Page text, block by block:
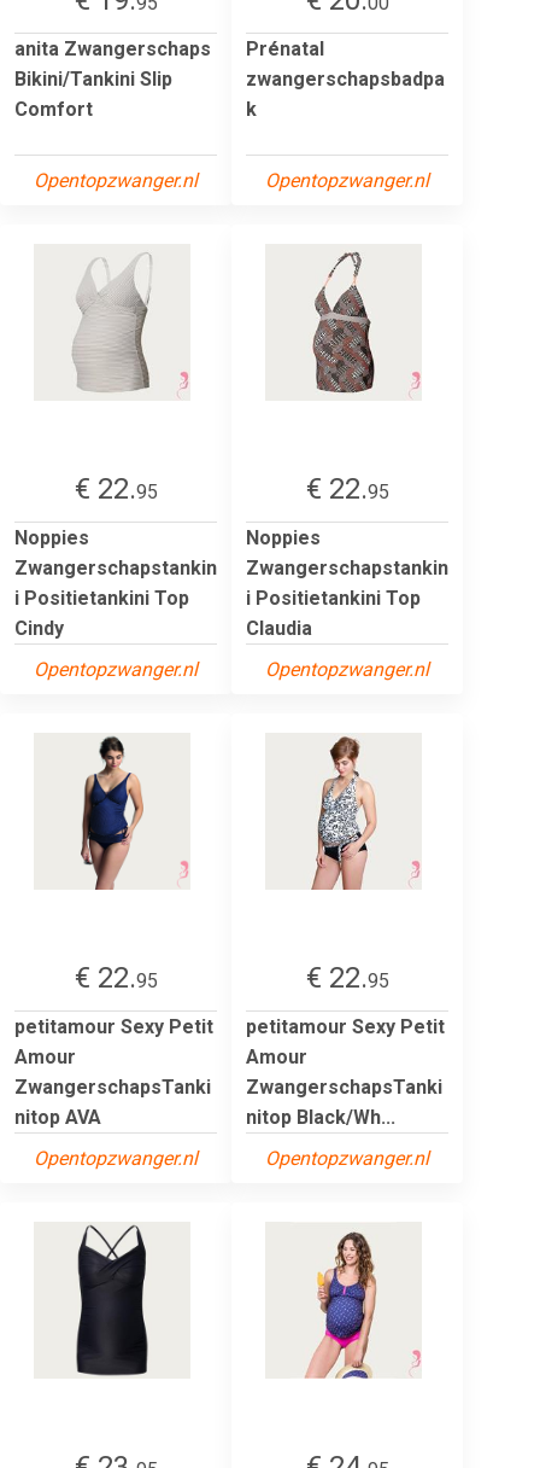
anita Zwangerschaps
Bikini/Tankini Slip
Comfort
Opentopzwanger.nl
Prénatal
zwangerschapsbadpa
k
Opentopzwanger.nl
€ 22.95
Noppies
Zwangerschapstankin
i Positietankini Top
Cindy
Opentopzwanger.nl
€ 22.95
Noppies
Zwangerschapstankin
i Positietankini Top
Claudia
Opentopzwanger.nl
€ 22.95
petitamour Sexy Petit
Amour
ZwangerschapsTanki
nitop AVA
Opentopzwanger.nl
€ 22.95
petitamour Sexy Petit
Amour
ZwangerschapsTanki
nitop Black/Wh...
Opentopzwanger.nl